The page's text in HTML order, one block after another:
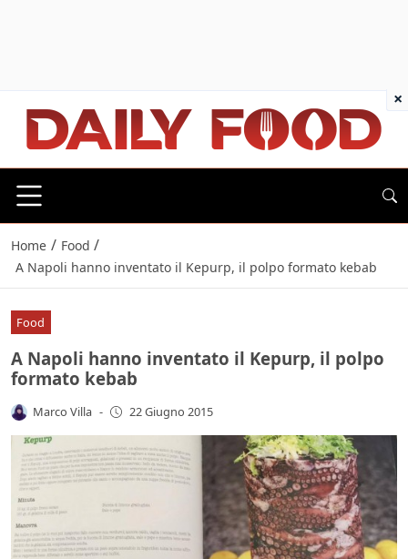
Home / Food /
A Napoli hanno inventato il Kepurp, il polpo formato kebab
Food
A Napoli hanno inventato il Kepurp, il polpo
formato kebab
Marco Villa - 22 Giugno 2015
×